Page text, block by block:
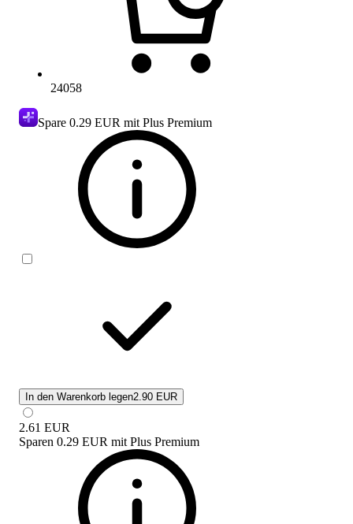
24058
Spare 0.29 EUR mit Plus Premium
In den Warenkorb legen2.90 EUR
2.61 EUR
Sparen 0.29 EUR mit Plus Premium